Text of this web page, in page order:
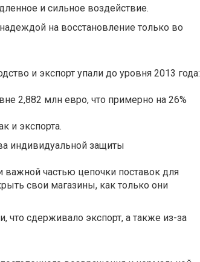
и сильное воздействие.
на восстановление только во
и экспорт упали до уровня 2013 года:
2,882 млн евро, что примерно на 26%
и экспорта.
индивидуальной защиты
важной частью цепочки поставок для
свои магазины, как только они
что сдерживало экспорт, а также из-за